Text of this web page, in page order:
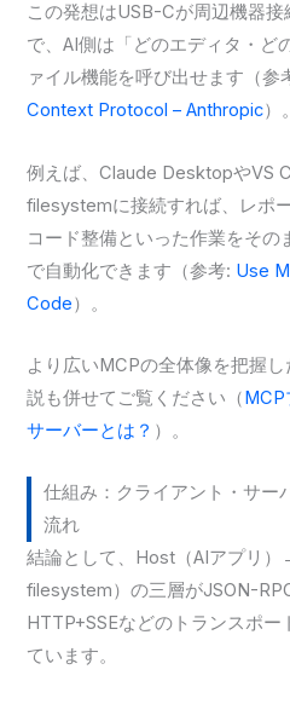
この発想はUSB-Cが周辺機器
で、AI側は「どのエディタ・ど
ァイル機能を呼び出せます（参
Context Protocol – Anthropic）。
例えば、Claude DesktopやVS
filesystemに接続すれば、レポ
コード整備といった作業をその
で自動化できます（参考: Use
Code）。
より広いMCPの全体像を把握
説も併せてご覧ください（MCP
サーバーとは？ ）。
仕組み：クライアント・サー
流れ
結論として、Host（AIアプリ
filesystem）の三層がJSON-
HTTP+SSEなどのトランスポ
ています。